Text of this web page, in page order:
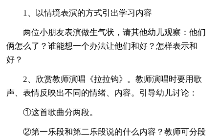
1、以情境表演的方式引出学习内容
两位小朋友表演做生气状，请其他幼儿观察：他们
俩怎么了？谁能想一个办法让他们和好？怎样表示和
好？
2、欣赏教师演唱《拉拉钩》。教师演唱时要用歌
声、表情反映出不同的情绪、内容。引导幼儿讨论：
①这首歌曲分两段。
②第一乐段和第二乐段说的什么内容？教师可分段